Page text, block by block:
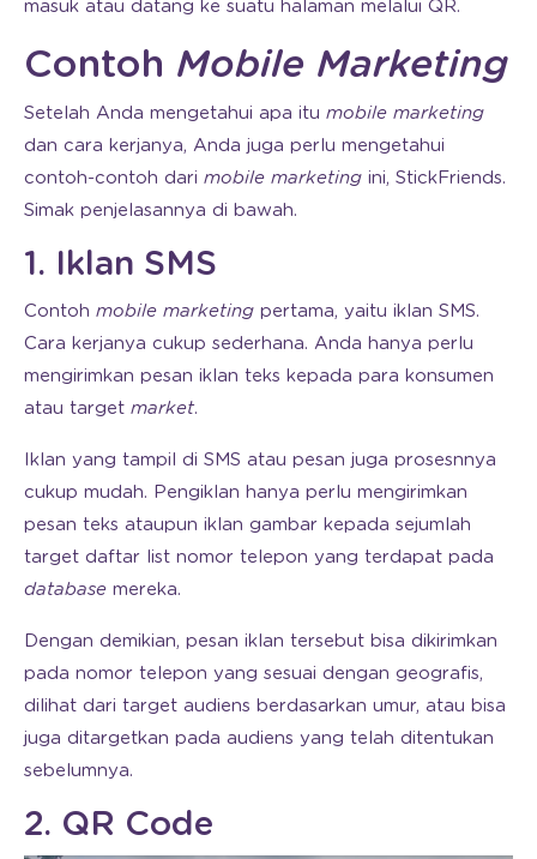
masuk atau datang ke suatu halaman melalui QR.
Contoh Mobile Marketing
Setelah Anda mengetahui apa itu mobile marketing
dan cara kerjanya, Anda juga perlu mengetahui
contoh-contoh dari mobile marketing ini, StickFriends.
Simak penjelasannya di bawah.
1. Iklan SMS
Contoh mobile marketing pertama, yaitu iklan SMS.
Cara kerjanya cukup sederhana. Anda hanya perlu
mengirimkan pesan iklan teks kepada para konsumen
atau target market.
Iklan yang tampil di SMS atau pesan juga prosesnnya
cukup mudah. Pengiklan hanya perlu mengirimkan
pesan teks ataupun iklan gambar kepada sejumlah
target daftar list nomor telepon yang terdapat pada
database mereka.
Dengan demikian, pesan iklan tersebut bisa dikirimkan
pada nomor telepon yang sesuai dengan geografis,
dilihat dari target audiens berdasarkan umur, atau bisa
juga ditargetkan pada audiens yang telah ditentukan
sebelumnya.
2. QR Code